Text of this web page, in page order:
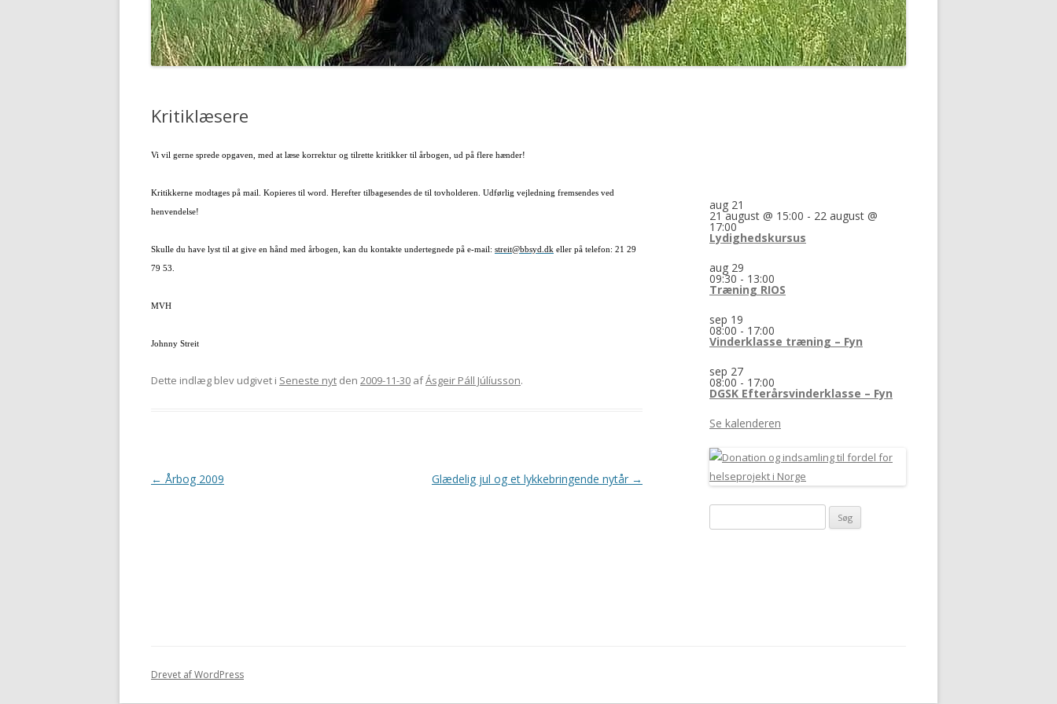
GORDON SETTERENS
OPRINDELSE
DGSK’S OG DKK’S
ÆRESMEDLEMMER
MÆRKEDAGE
MOBILEPAY
REFERATER FRA
REFERATER FRA
Kritiklæsere
Vi vil gerne sprede opgaven, med at læse korrektur og tilrette kritikker til årbogen, ud på flere hænder!
Kritikkerne modtages på mail. Kopieres til word. Herefter tilbagesendes de til tovholderen. Udførlig vejledning fremsendes ved
henvendelse!
Skulle du have lyst til at give en hånd med årbogen, kan du kontakte undertegnede på e-mail: streit@bbsyd.dk eller på telefon: 21 29
79 53.
MVH
Johnny Streit
Dette indlæg blev udgivet i Seneste nyt den 2009-11-30 afÁsgeir Páll Júlíusson.
Indlægsnavigation
← Årbog 2009 Glædelig jul og et lykkebringende nytår →
aug 21
21 august @ 15:00 - 22 august @
17:00
Lydighedskursus
aug 29
09:30 - 13:00
Træning RIOS
sep 19
08:00 - 17:00
Vinderklasse træning – Fyn
sep 27
08:00 - 17:00
DGSK Efterårsvinderklasse – Fyn
Se kalenderen
efter:
Drevet af WordPress